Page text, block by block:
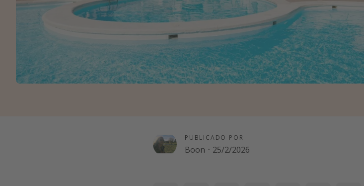
PUBLICADO POR
Boon · 25/2/2026